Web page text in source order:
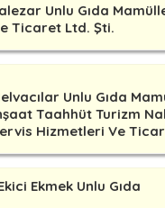
Unlu Gıda
Ticaret Ltd. Şti.
Unlu Gıda
Taahhüt Turizm
Hizmetleri Ve
Ekmek Unlu Gıda